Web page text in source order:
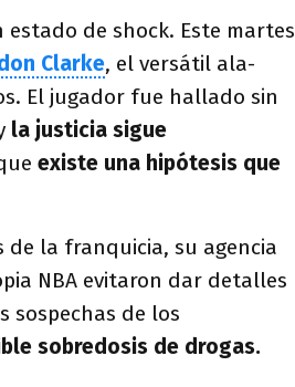
de shock. Este martes
Clarke, el versátil ala-
El jugador fue hallado sin
la justicia sigue
existe una hipótesis que
de la franquicia, su agencia
NBA evitaron dar detalles
sospechas de los
sobredosis de drogas.